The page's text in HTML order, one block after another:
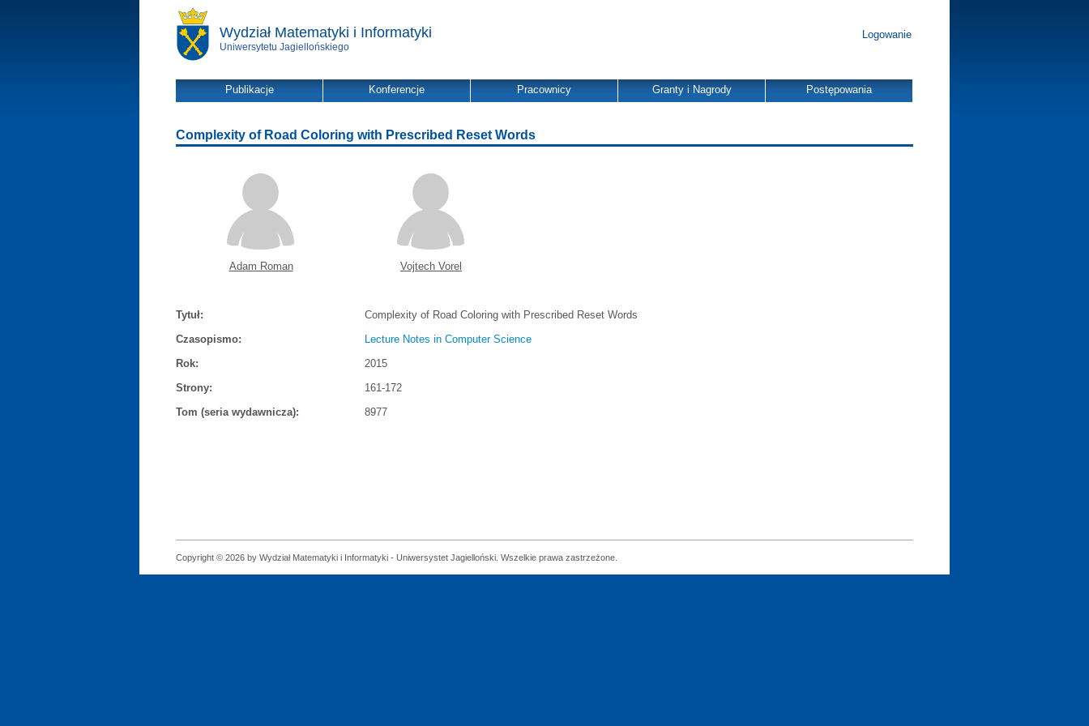
Wydział Matematyki i Informatyki
Uniwersytetu Jagiellońskiego
Logowanie
Publikacje Konferencje Pracownicy Granty i Nagrody Postępowania
Complexity of Road Coloring with Prescribed Reset Words
Adam Roman Vojtech Vorel
Tytuł:
Complexity of Road Coloring with Prescribed Reset Words
Czasopismo:
Lecture Notes in Computer Science
Rok:
2015
Strony:
161-172
Tom (seria wydawnicza):
8977
Copyright © 2026 by Wydział Matematyki i Informatyki - Uniwersystet Jagielloński. Wszelkie prawa zastrzeżone.